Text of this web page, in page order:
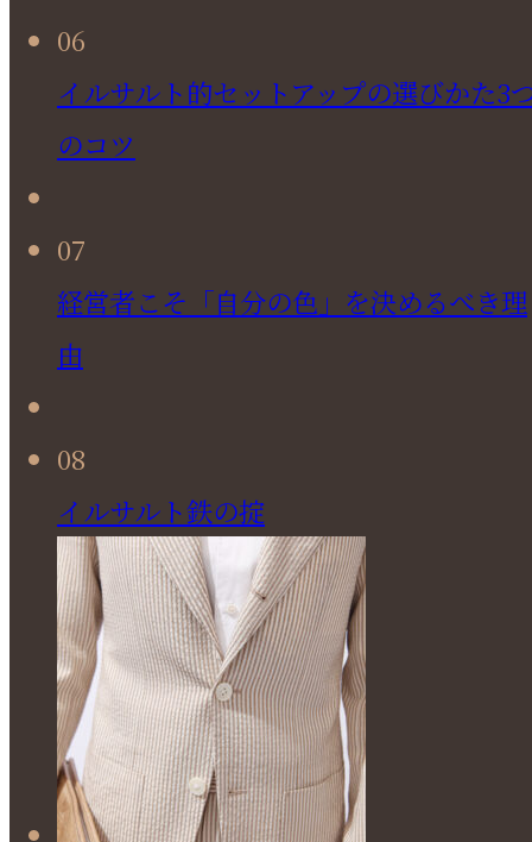
06
イルサルト的セットアップの選びかた3
のコツ
07
経営者こそ「自分の色」を決めるべき理
由
08
イルサルト鉄の掟